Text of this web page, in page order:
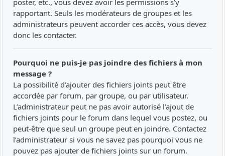
rapportant. Seuls les modérateurs de groupes et les
administrateurs peuvent accorder ces accès, vous devez
donc les contacter.
Pourquoi ne puis-je pas joindre des fichiers à mon
message ?
La possibilité d’ajouter des fichiers joints peut être
accordée par forum, par groupe, ou par utilisateur.
L’administrateur peut ne pas avoir autorisé l’ajout de
fichiers joints pour le forum dans lequel vous postez, ou
peut-être que seul un groupe peut en joindre. Contactez
l’administrateur si vous ne savez pas pourquoi vous ne
pouvez pas ajouter de fichiers joints sur un forum.